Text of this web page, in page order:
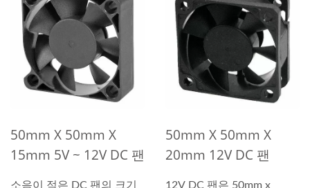
50mm X 50mm X
15mm 5V ~ 12V DC 팬
소음이 적은 DC 팬의 크기
50mm X 50mm X
20mm 12V DC 팬
12V DC 팬은 50mm x